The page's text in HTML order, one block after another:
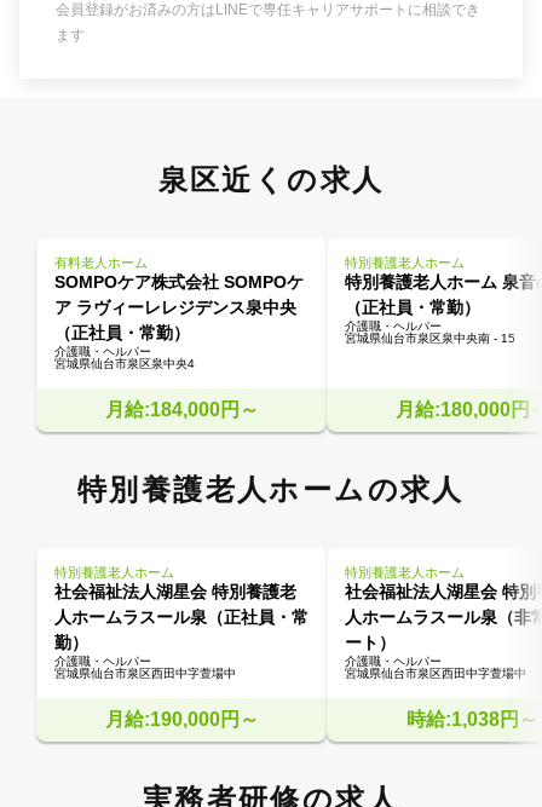
会員登録がお済みの方はLINEで専任キャリアサポートに相談でき
ます
泉区近くの求人
有料老人ホーム
SOMPOケア株式会社 SOMPOケ
ア ラヴィーレレジデンス泉中央
（正社員・常勤）
介護職・ヘルパー
宮城県仙台市泉区泉中央4
月給:184,000円～
特別養護老人ホーム
特別養護老人ホーム 泉音
（正社員・常勤）
介護職・ヘルパー
宮城県仙台市泉区泉中央南 - 15
月給:180,000円
特別養護老人ホームの求人
特別養護老人ホーム
社会福祉法人湖星会 特別養護老
人ホームラスール泉（正社員・常
勤）
介護職・ヘルパー
宮城県仙台市泉区西田中字萱場中
月給:190,000円～
特別養護老人ホーム
社会福祉法人湖星会 特別
人ホームラスール泉（非
ート）
介護職・ヘルパー
宮城県仙台市泉区西田中字萱場中
時給:1,038円～
実務者研修の求人